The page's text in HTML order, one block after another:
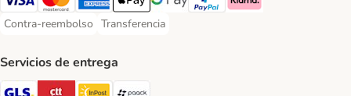
Visa Payment Method
Mastercard Payment Method
American Express Payment Method
Apple Pay Payment Method
Google Pay Payment Method
PayPal Payment Method
Klarna Payment Method
Contra-reembolso
Contra-reembolso Payment Method
Transferencia
Transferencia Payment Method
Servicios de entrega
GLS Shipping Method
CTTExpress Shipping Method
InPost Shipping Method